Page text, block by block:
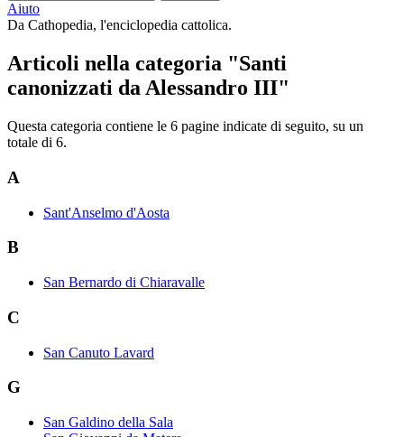
Aiuto
Da Cathopedia, l'enciclopedia cattolica.
Articoli nella categoria "Santi
canonizzati da Alessandro III"
Questa categoria contiene le 6 pagine indicate di seguito, su un
totale di 6.
A
Sant'Anselmo d'Aosta
B
San Bernardo di Chiaravalle
C
San Canuto Lavard
G
San Galdino della Sala